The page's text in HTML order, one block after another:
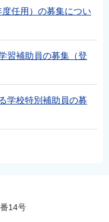
任用）の募集につい
習補助員の募集（登
学校特別補助員の募
番14号